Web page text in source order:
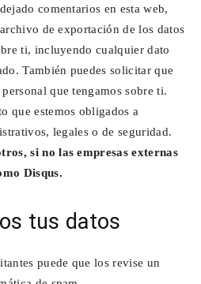
comentarios en esta web,
de exportación de los datos
ti, incluyendo cualquier dato
También puedes solicitar que
que tengamos sobre ti.
que estemos obligados a
legales o de seguridad.
si no las empresas externas
Disqus.
tus datos
puede que los revise un